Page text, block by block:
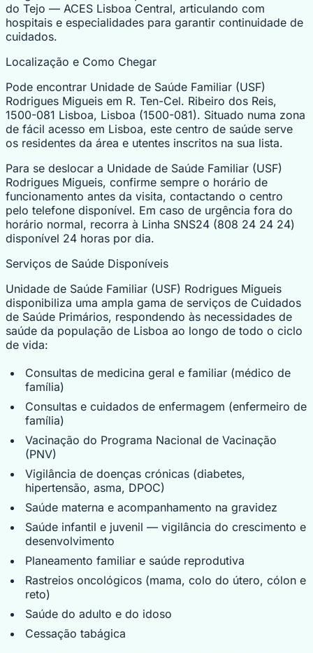
do Tejo — ACES Lisboa Central, articulando com
hospitais e especialidades para garantir continuidade de
cuidados.
Localização e Como Chegar
Pode encontrar Unidade de Saúde Familiar (USF)
Rodrigues Migueis em R. Ten-Cel. Ribeiro dos Reis,
1500-081 Lisboa, Lisboa (1500-081). Situado numa zona
de fácil acesso em Lisboa, este centro de saúde serve
os residentes da área e utentes inscritos na sua lista.
Para se deslocar a Unidade de Saúde Familiar (USF)
Rodrigues Migueis, confirme sempre o horário de
funcionamento antes da visita, contactando o centro
pelo telefone disponível. Em caso de urgência fora do
horário normal, recorra à Linha SNS24 (808 24 24 24)
disponível 24 horas por dia.
Serviços de Saúde Disponíveis
Unidade de Saúde Familiar (USF) Rodrigues Migueis
disponibiliza uma ampla gama de serviços de Cuidados
de Saúde Primários, respondendo às necessidades de
saúde da população de Lisboa ao longo de todo o ciclo
de vida:
Consultas de medicina geral e familiar (médico de
família)
Consultas e cuidados de enfermagem (enfermeiro de
família)
Vacinação do Programa Nacional de Vacinação
(PNV)
Vigilância de doenças crónicas (diabetes,
hipertensão, asma, DPOC)
Saúde materna e acompanhamento na gravidez
Saúde infantil e juvenil — vigilância do crescimento e
desenvolvimento
Planeamento familiar e saúde reprodutiva
Rastreios oncológicos (mama, colo do útero, cólon e
reto)
Saúde do adulto e do idoso
Cessação tabágica